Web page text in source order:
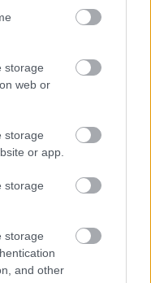
storage
web or
storage
or app.
storage
storage
and other